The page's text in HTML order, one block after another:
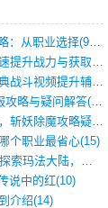
1.76传奇三端互通顶级攻略：从职业选择(972)
三端互通传奇新手如何快速提升战力与获取稀(379)
如何通过观看传奇玩家经典战斗视频提升辅助(661)
300元万元宝畅玩传奇私服攻略与疑问解答(828)
轻之幻想乡：纵横异次元，斩妖除魔攻略疑云(404)
个职业最省心(15)
传奇18周年：回归经典，探索玛法大陆，寻(798)
说中的红(10)
介绍(14)